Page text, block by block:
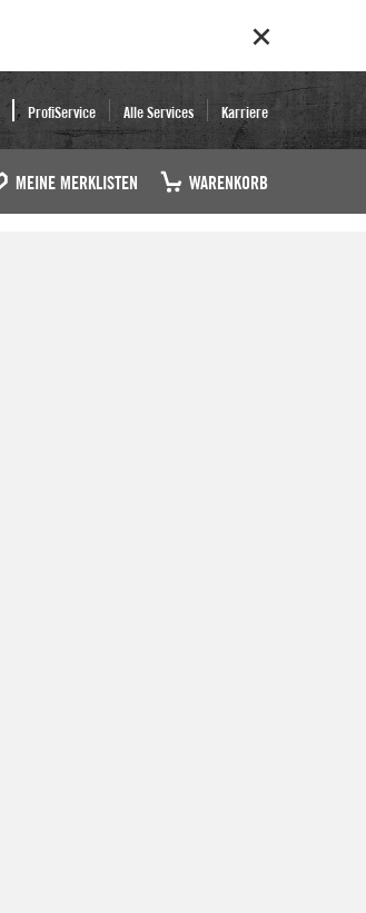
ProfiService Alle Services Karriere
MEINE MERKLISTEN WARENKORB